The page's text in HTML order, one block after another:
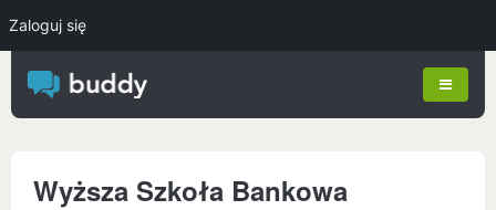
Wyższa Szkoła Bankowa
Zaloguj się